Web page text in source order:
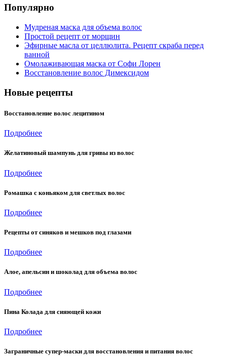
Популярно
Мудреная маска для объема волос
Простой рецепт от морщин
Эфирные масла от целлюлита. Рецепт скраба перед
ванной
Омолаживающая маска от Софи Лорен
Восстановление волос Димексидом
Новые рецепты
Восстановление волос лецитином
Подробнее
Желатиновый шампунь для гривы из волос
Подробнее
Ромашка с коньяком для светлых волос
Подробнее
Рецепты от синяков и мешков под глазами
Подробнее
Aлое, апельсин и шоколад для объема волос
Подробнее
Пина Колада для сияющей кожи
Подробнее
Заграничные супер-маски для восстановления и питания волос